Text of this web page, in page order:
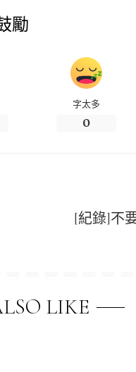
勵
字太多
0
[紀錄]不
LIKE